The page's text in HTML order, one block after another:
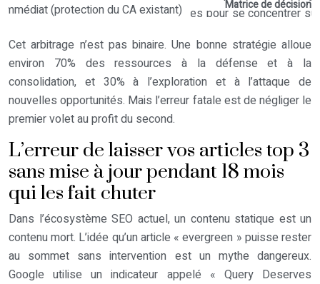
Matrice de décision :
Cet arbitrage n’est pas binaire. Une bonne stratégie alloue
environ 70% des ressources à la défense et à la
consolidation, et 30% à l’exploration et à l’attaque de
nouvelles opportunités. Mais l’erreur fatale est de négliger le
premier volet au profit du second.
L’erreur de laisser vos articles top 3
sans mise à jour pendant 18 mois
qui les fait chuter
Dans l’écosystème SEO actuel, un contenu statique est un
contenu mort. L’idée qu’un article « evergreen » puisse rester
au sommet sans intervention est un mythe dangereux.
Google utilise un indicateur appelé « Query Deserves